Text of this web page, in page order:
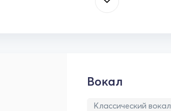
Вокал
Классический вокал